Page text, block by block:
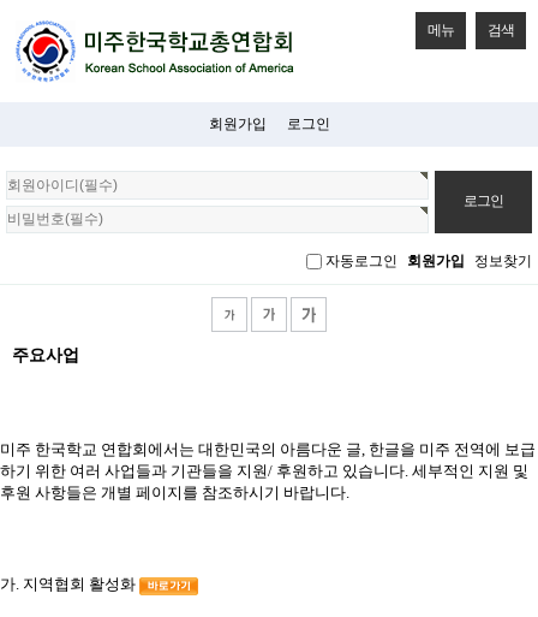
메뉴 검색
회원가입 로그인
회
원
로
자동로그인 회원가입 정보찾기
주요사업
미주 한국학교 연합회에서는 대한민국의 아름다운 글, 한글을 미주 전역에 보급
하기 위한 여러 사업들과 기관들을 지원/ 후원하고 있습니다. 세부적인 지원 및
후원 사항들은 개별 페이지를 참조하시기 바랍니다.
가. 지역협회 활성화